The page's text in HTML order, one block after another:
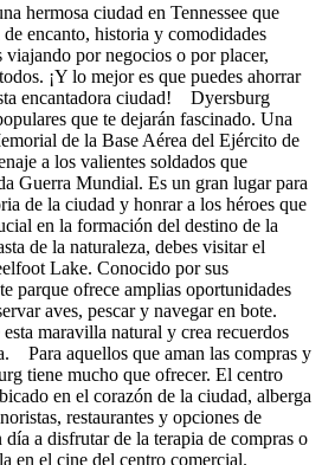
hermosa ciudad en Tennessee que
encanto, historia y comodidades
viajando por negocios o por placer,
¡Y lo mejor es que puedes ahorrar
encantadora ciudad! Dyersburg
que te dejarán fascinado. Una
de la Base Aérea del Ejército de
a los valientes soldados que
Guerra Mundial. Es un gran lugar para
de la ciudad y honrar a los héroes que
en la formación del destino de la
de la naturaleza, debes visitar el
Lake. Conocido por sus
parque ofrece amplias oportunidades
aves, pescar y navegar en bote.
maravilla natural y crea recuerdos
Para aquellos que aman las compras y
tiene mucho que ofrecer. El centro
en el corazón de la ciudad, alberga
restaurantes y opciones de
a disfrutar de la terapia de compras o
en el cine del centro comercial.